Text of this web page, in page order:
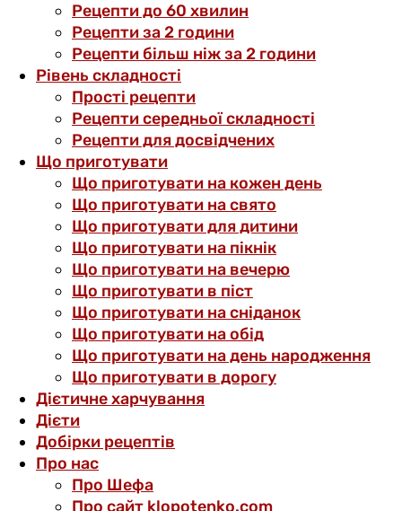
Рецепти до 60 хвилин
Рецепти за 2 години
Рецепти більш ніж за 2 години
Рівень складності
Прості рецепти
Рецепти середньої складності
Рецепти для досвідчених
Що приготувати
Що приготувати на кожен день
Що приготувати на свято
Що приготувати для дитини
Що приготувати на пікнік
Що приготувати на вечерю
Що приготувати в піст
Що приготувати на сніданок
Що приготувати на обід
Що приготувати на день народження
Що приготувати в дорогу
Дієтичне харчування
Дієти
Добірки рецептів
Про нас
Про Шефа
Про сайт klopotenko.com